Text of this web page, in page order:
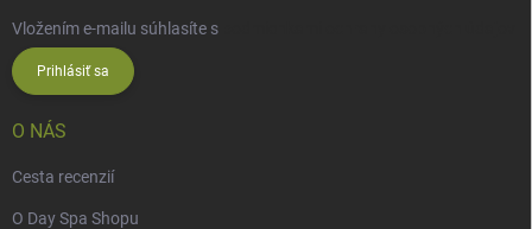
Vložením e-mailu súhlasíte s
Prihlásiť sa
O NÁS
Cesta recenzií
O Day Spa Shopu